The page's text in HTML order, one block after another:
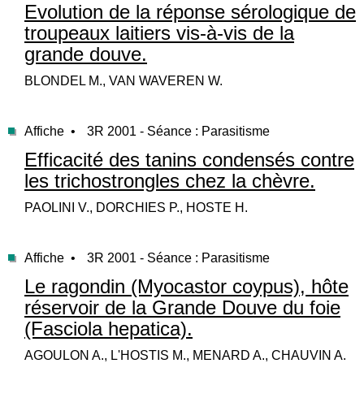
Evolution de la réponse sérologique de
troupeaux laitiers vis-à-vis de la
grande douve.
BLONDEL M., VAN WAVEREN W.
Affiche • 3R 2001 - Séance : Parasitisme
Efficacité des tanins condensés contre
les trichostrongles chez la chèvre.
PAOLINI V., DORCHIES P., HOSTE H.
Affiche • 3R 2001 - Séance : Parasitisme
Le ragondin (Myocastor coypus), hôte
réservoir de la Grande Douve du foie
(Fasciola hepatica).
AGOULON A., L'HOSTIS M., MENARD A., CHAUVIN A.